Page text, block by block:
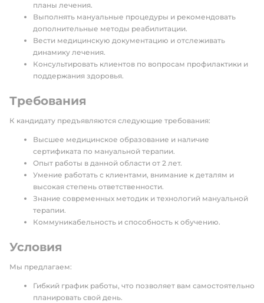
планы лечения.
Выполнять мануальные процедуры и рекомендовать
дополнительные методы реабилитации.
Вести медицинскую документацию и отслеживать
динамику лечения.
Консультировать клиентов по вопросам профилактики и
поддержания здоровья.
Требования
К кандидату предъявляются следующие требования:
Высшее медицинское образование и наличие
сертификата по мануальной терапии.
Опыт работы в данной области от 2 лет.
Умение работать с клиентами, внимание к деталям и
высокая степень ответственности.
Знание современных методик и технологий мануальной
терапии.
Коммуникабельность и способность к обучению.
Условия
Мы предлагаем:
Гибкий график работы, что позволяет вам самостоятельно
планировать свой день.